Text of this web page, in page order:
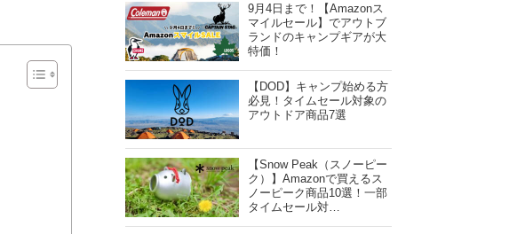
9月4日まで！【Amazonス
マイルセール】でアウトブ
ランドのキャンプギアが大
特価！
【DOD】キャンプ始める方
必見！タイムセール対象の
アウトドア商品7選
【Snow Peak（スノーピー
ク）】Amazonで買えるス
ノーピーク商品10選！一部
タイムセール対…